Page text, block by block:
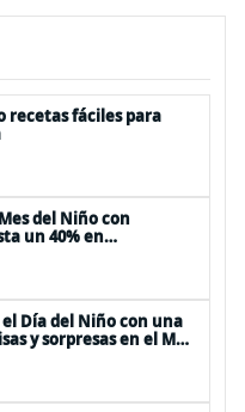
recetas fáciles para
del Niño con
un 40% en
y streaming
Día del Niño con una
y sorpresas en el Mall